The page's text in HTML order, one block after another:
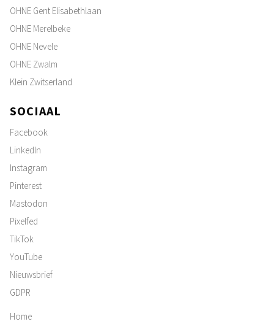
OHNE Gent Elisabethlaan
OHNE Merelbeke
OHNE Nevele
OHNE Zwalm
Klein Zwitserland
SOCIAAL
Facebook
LinkedIn
Instagram
Pinterest
Mastodon
Pixelfed
TikTok
YouTube
Nieuwsbrief
GDPR
Home